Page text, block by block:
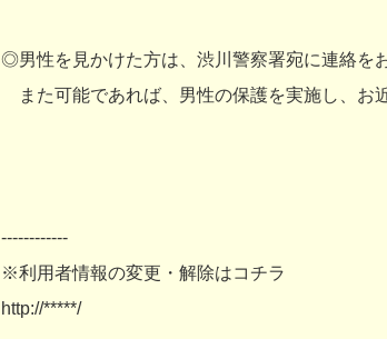
◎男性を見かけた方は、渋川警察署宛に連絡を
また可能であれば、男性の保護を実施し、お
------------
※利用者情報の変更・解除はコチラ
http://*****/